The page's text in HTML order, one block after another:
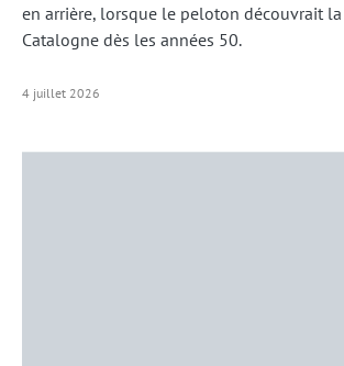
en arrière, lorsque le peloton découvrait
Catalogne dès les années 50.
4 juillet 2026